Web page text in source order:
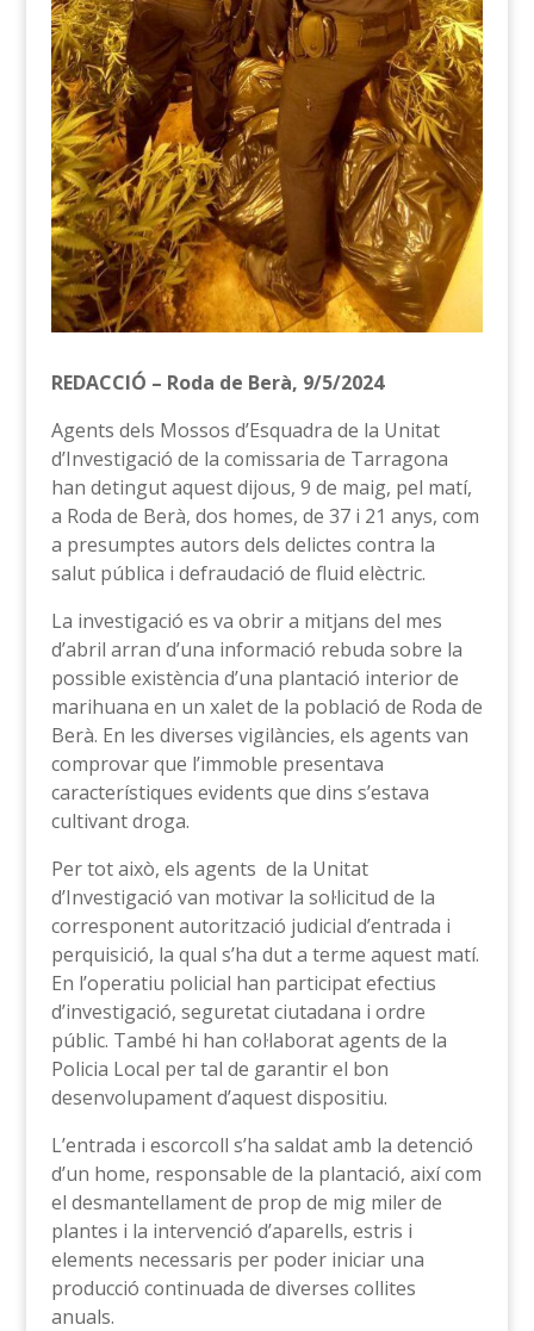
REDACCIÓ – Roda de Berà, 9/5/2024
Agents dels Mossos d’Esquadra de la Unitat
d’Investigació de la comissaria de Tarragona
han detingut aquest dijous, 9 de maig, pel matí,
a Roda de Berà, dos homes, de 37 i 21 anys, com
a presumptes autors dels delictes contra la
salut pública i defraudació de fluid elèctric.
La investigació es va obrir a mitjans del mes
d’abril arran d’una informació rebuda sobre la
possible existència d’una plantació interior de
marihuana en un xalet de la població de Roda de
Berà. En les diverses vigilàncies, els agents van
comprovar que l’immoble presentava
característiques evidents que dins s’estava
cultivant droga.
Per tot això, els agents de la Unitat
d’Investigació van motivar la sol·licitud de la
corresponent autorització judicial d’entrada i
perquisició, la qual s’ha dut a terme aquest matí.
En l’operatiu policial han participat efectius
d’investigació, seguretat ciutadana i ordre
públic. També hi han col·laborat agents de la
Policia Local per tal de garantir el bon
desenvolupament d’aquest dispositiu.
L’entrada i escorcoll s’ha saldat amb la detenció
d’un home, responsable de la plantació, així com
el desmantellament de prop de mig miler de
plantes i la intervenció d’aparells, estris i
elements necessaris per poder iniciar una
producció continuada de diverses collites
anuals.